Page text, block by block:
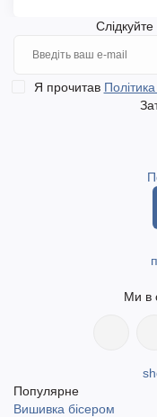
Я прочитав
Ми в
Популярне
Вишивка бісером